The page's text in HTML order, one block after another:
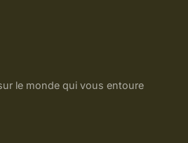
le monde qui vous entoure